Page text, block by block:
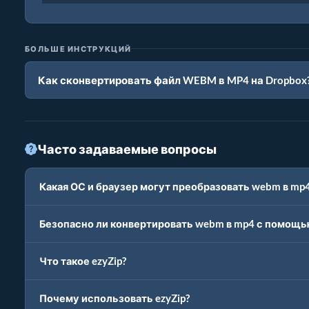
БОЛЬШЕ ИНСТРУКЦИЙ
Как сконвертировать файл WEBM в MP4 на
Часто задаваемые вопросы
Какая ОС и браузер могут преобразовать webm в
Безопасно ли конвертировать webm в mp4 с
Что такое ezyZip?
Почему использовать ezyZip?